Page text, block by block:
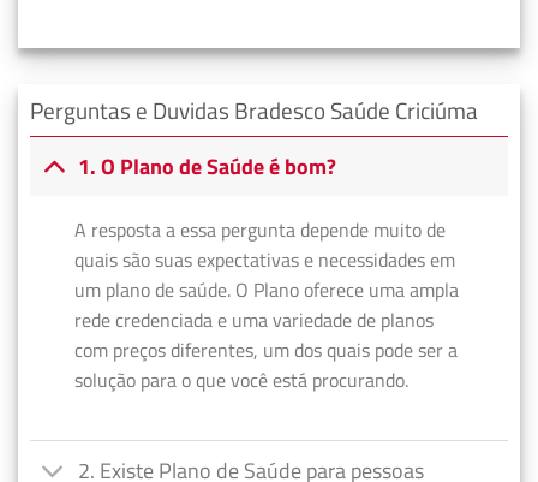
Perguntas e Duvidas Bradesco Saúde Criciúma
1. O Plano de Saúde é bom?
A resposta a essa pergunta depende muito de
quais são suas expectativas e necessidades em
um plano de saúde. O Plano oferece uma ampla
rede credenciada e uma variedade de planos
com preços diferentes, um dos quais pode ser a
solução para o que você está procurando.
2. Existe Plano de Saúde para pessoas